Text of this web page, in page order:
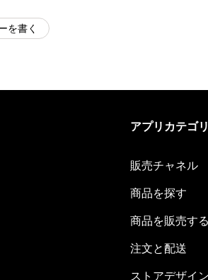
を書く
アプリカテゴ
販売チャネル
商品を探す
商品を販売する
注文と配送
ストアデザイン